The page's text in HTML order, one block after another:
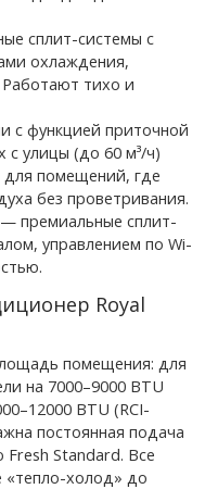
сплит-системы с
охлаждения,
тихо и
с функцией приточной
с улицы (до 60 м³/ч)
для помещений, где
без проветривания.
— премиальные сплит-
управлением по Wi-
Royal
помещения: для
на 7000–9000 BTU
BTU (RCI-
постоянная подача
Standard. Все
холод» до